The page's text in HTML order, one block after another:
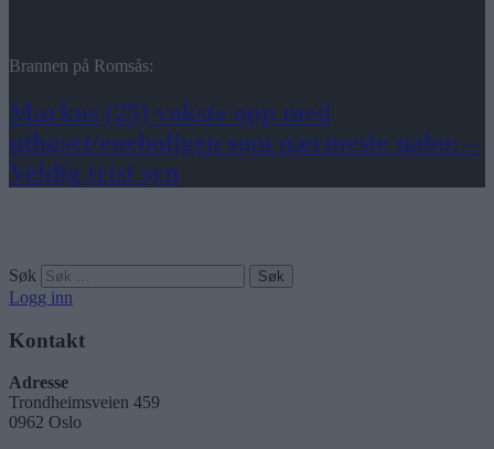
Brannen på Romsås:
Markus (25) vokste opp med
uthuset/eneboligen som nærmeste nabo: –
Veldig trist syn
Søk
Logg inn
Kontakt
Adresse
Trondheimsveien 459
0962 Oslo